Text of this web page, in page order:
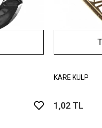
KARE KULP
1,02 TL